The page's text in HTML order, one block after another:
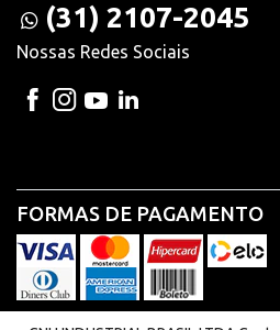
(31) 2107-2045
Nossas Redes Sociais
FORMAS DE PAGAMENTO